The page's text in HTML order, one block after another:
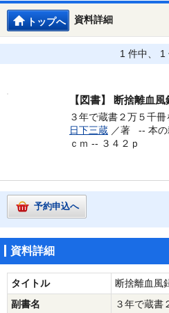
資料詳細
トップへ
1 件中、 1
【図書】 断捨離血風
３年で蔵書２万５千
日下三蔵 ／著 -- 本
ｃｍ -- ３４２ｐ
予約申込へ
資料詳細
タイトル
断捨離血風
副書名
３年で蔵書